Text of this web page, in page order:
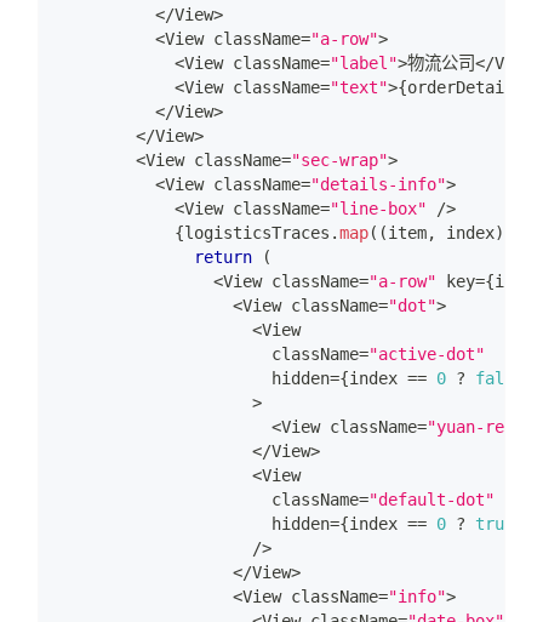
</View>
<View className="a-row">
<View className="label">物流公司 </View
<View className="text">{orderDetail
</View>
</View>
<View className="sec-wrap">
<View className="details-info">
<View className="line-box" />
{logisticsTraces .map( (item, index)
return
(
<View className="a-row" key={index
<View className="dot">
<View
                      className
="active-dot"
                      hidden
={index == 0 ? false
>
<View className="yuan-red"
</View>
<View
                      className
="default-dot"
                      hidden
={index == 0 ? true
/>
</View>
<View className="info">